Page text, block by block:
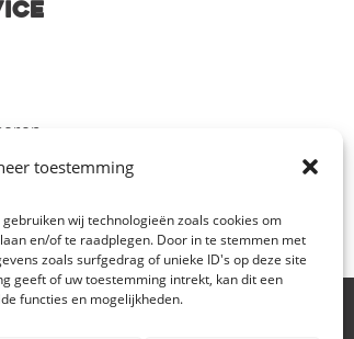
toestemming
wij technologieën zoals cookies om
en/of te raadplegen. Door in te stemmen met
zoals surfgedrag of unieke ID's op deze site
geeft of uw toestemming intrekt, kan dit een
functies en mogelijkheden.